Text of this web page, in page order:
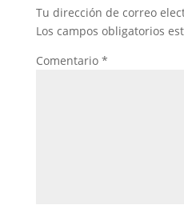
Tu dirección de correo
Los campos obligatorios
Comentario *